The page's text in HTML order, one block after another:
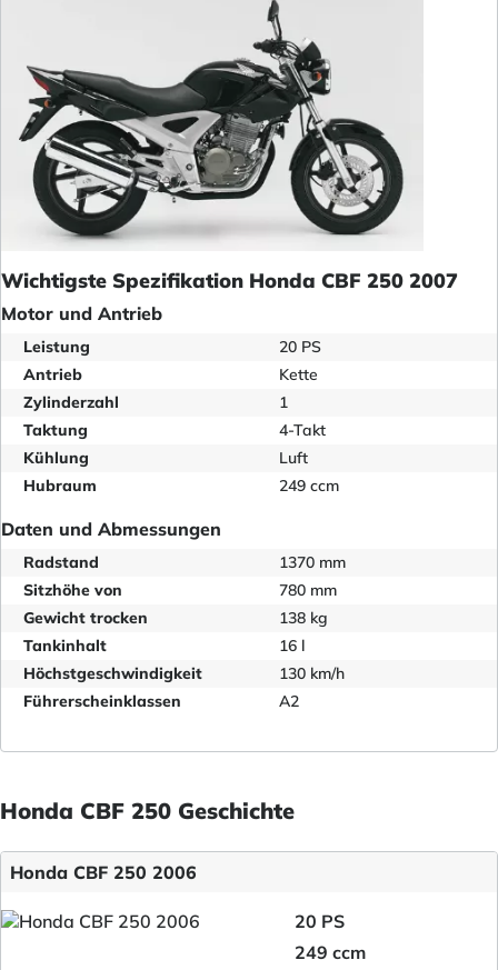
Wichtigste Spezifikation Honda CBF 250 2007
Motor und Antrieb
Leistung
20 PS
Antrieb
Kette
Zylinderzahl
1
Taktung
4-Takt
Kühlung
Luft
Hubraum
249 ccm
Daten und Abmessungen
Radstand
1370 mm
Sitzhöhe von
780 mm
Gewicht trocken
138 kg
Tankinhalt
16 l
Höchstgeschwindigkeit
130 km/h
Führerscheinklassen
A2
Honda CBF 250 Geschichte
Honda CBF 250 2006
20 PS
249 ccm